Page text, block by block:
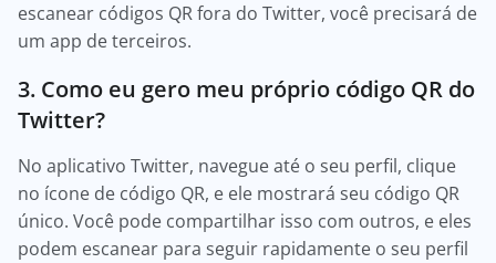
escanear códigos QR fora do Twitter, você precisará de
um app de terceiros.
3. Como eu gero meu próprio código QR do
Twitter?
No aplicativo Twitter, navegue até o seu perfil, clique
no ícone de código QR, e ele mostrará seu código QR
único. Você pode compartilhar isso com outros, e eles
podem escanear para seguir rapidamente o seu perfil